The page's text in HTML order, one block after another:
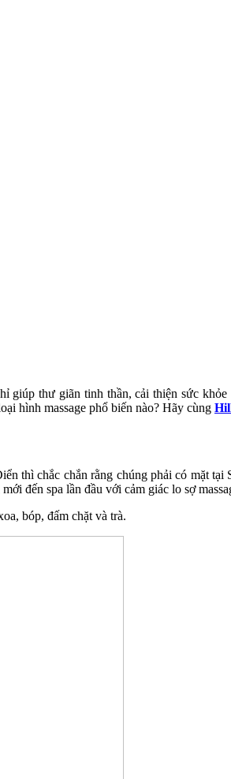
thư giãn tinh thần, cải thiện sức
hình massage phổ biến nào? Hãy cùng
thì chắc chắn rằng chúng phải có mặt
đến spa lần đầu với cảm giác lo sợ
bóp, đấm chặt và trà.